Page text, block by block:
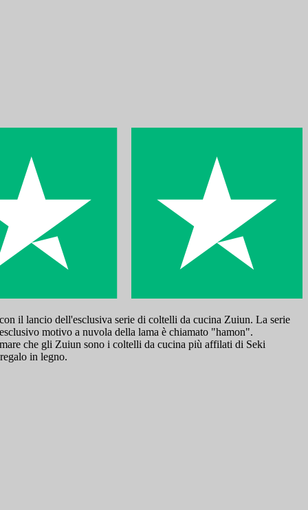
il lancio dell'esclusiva serie di coltelli da cucina Zuiun. La serie
motivo a nuvola della lama è chiamato "hamon".
che gli Zuiun sono i coltelli da cucina più affilati di Seki
in legno.